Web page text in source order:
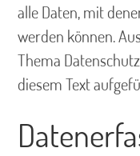
alle Daten, mit
werden können.
Thema
diesem Text